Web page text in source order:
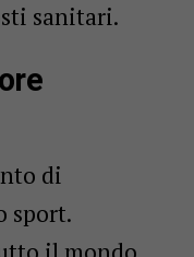
sanitari.
di
sport.